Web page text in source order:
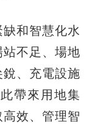
和智慧化水
不足、場地
、充電設施
帶來用地集
效、管理智